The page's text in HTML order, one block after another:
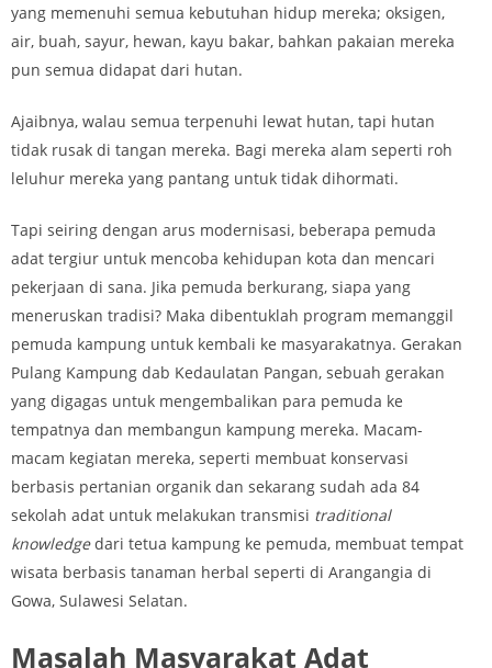
yang memenuhi semua kebutuhan hidup mereka; oksigen,
air, buah, sayur, hewan, kayu bakar, bahkan pakaian mereka
pun semua didapat dari hutan.
Ajaibnya, walau semua terpenuhi lewat hutan, tapi hutan
tidak rusak di tangan mereka. Bagi mereka alam seperti roh
leluhur mereka yang pantang untuk tidak dihormati.
Tapi seiring dengan arus modernisasi, beberapa pemuda
adat tergiur untuk mencoba kehidupan kota dan mencari
pekerjaan di sana. Jika pemuda berkurang, siapa yang
meneruskan tradisi? Maka dibentuklah program memanggil
pemuda kampung untuk kembali ke masyarakatnya. Gerakan
Pulang Kampung dab Kedaulatan Pangan, sebuah gerakan
yang digagas untuk mengembalikan para pemuda ke
tempatnya dan membangun kampung mereka. Macam-
macam kegiatan mereka, seperti membuat konservasi
berbasis pertanian organik dan sekarang sudah ada 84
sekolah adat untuk melakukan transmisi traditional
knowledgedari tetua kampung ke pemuda, membuat tempat
wisata berbasis tanaman herbal seperti di Arangangia di
Gowa, Sulawesi Selatan.
Masalah Masyarakat Adat